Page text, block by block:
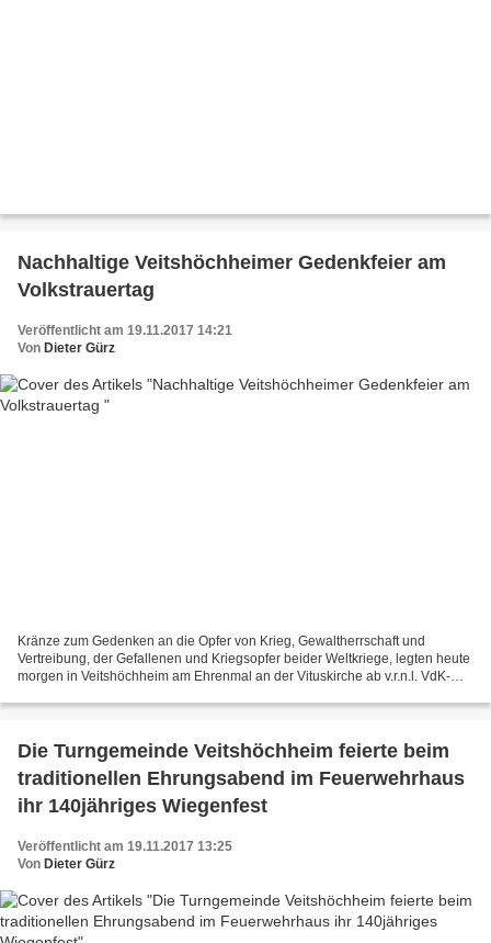
Nachhaltige Veitshöchheimer Gedenkfeier am
Volkstrauertag
Veröffentlicht am 19.11.2017 14:21
Von Dieter Gürz
Kränze zum Gedenken an die Opfer von Krieg, Gewaltherrschaft und
Vertreibung, der Gefallenen und Kriegsopfer beider Weltkriege, legten heute
morgen in Veitshöchheim am Ehrenmal an der Vituskirche ab v.r.n.l. VdK-
Die Turngemeinde Veitshöchheim feierte beim
traditionellen Ehrungsabend im Feuerwehrhaus
ihr 140jähriges Wiegenfest
Veröffentlicht am 19.11.2017 13:25
Von Dieter Gürz